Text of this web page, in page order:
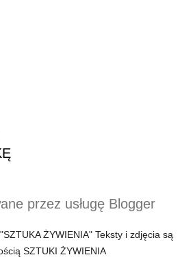
przez usługę Blogger
ŻYWIENIA" Teksty i zdjęcia są
SZTUKI ŻYWIENIA